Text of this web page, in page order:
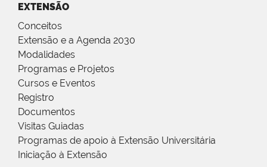
EXTENSÃO
Conceitos
Extensão e a Agenda 2030
Modalidades
Programas e Projetos
Cursos e Eventos
Registro
Documentos
Visitas Guiadas
Programas de apoio à Extensão Universitária
Iniciação à Extensão